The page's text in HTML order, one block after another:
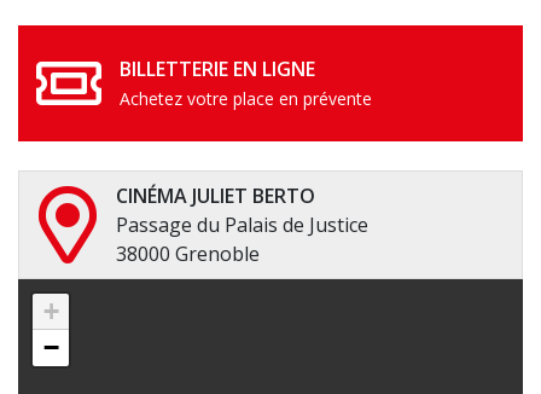
BILLETTERIE EN LIGNE
Achetez votre place en prévente
CINÉMA JULIET BERTO
Passage du Palais de Justice
38000 Grenoble
+
−